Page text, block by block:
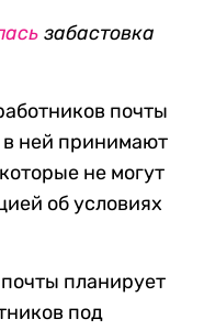
забастовка
почты
в ней принимают
не могут
об условиях
планирует
под